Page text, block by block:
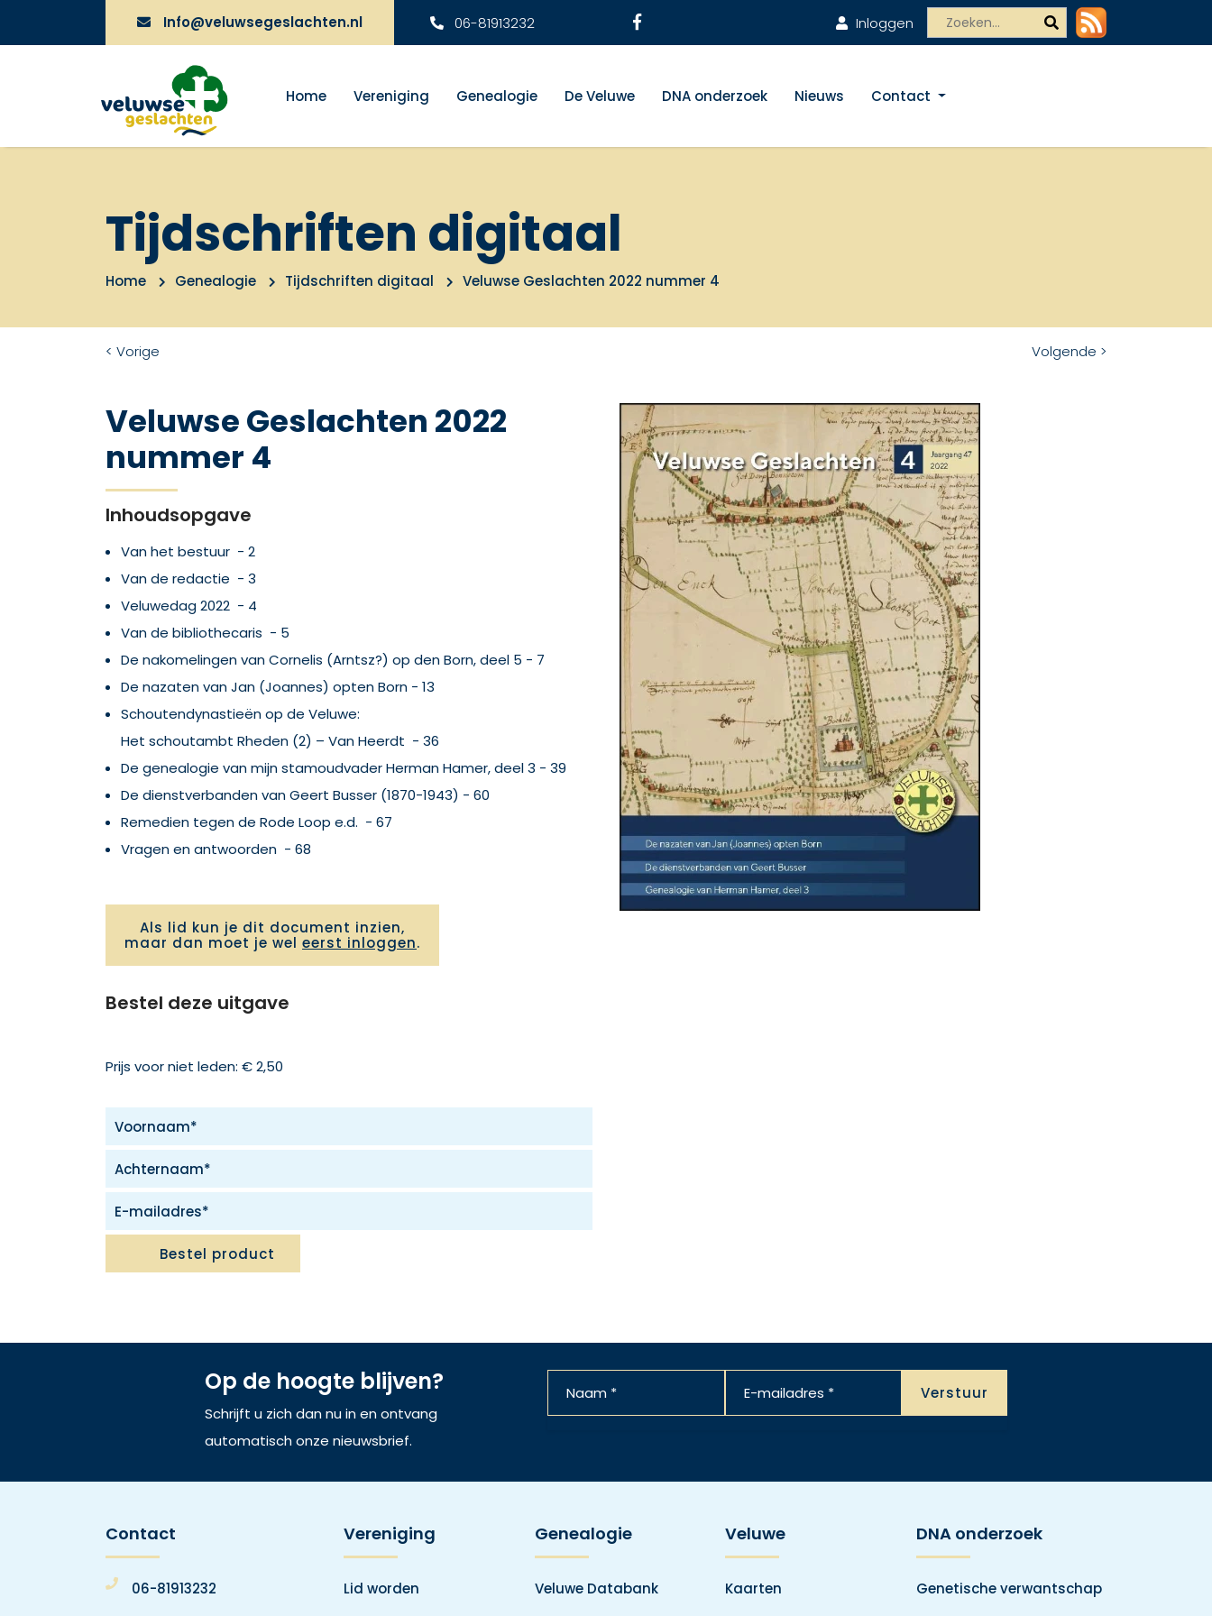
Info@veluwsegeslachten.nl 06-81913232 Inloggen
Home Vereniging Genealogie De Veluwe DNA onderzoek Nieuws Contact
Tijdschriften digitaal
Home Genealogie Tijdschriften digitaal Veluwse Geslachten 2022 nummer 4
< Vorige Volgende >
Veluwse Geslachten 2022
nummer 4
Inhoudsopgave
Van het bestuur - 2
Van de redactie - 3
Veluwedag 2022 - 4
Van de bibliothecaris - 5
De nakomelingen van Cornelis (Arntsz?) op den Born, deel 5 - 7
De nazaten van Jan (Joannes) opten Born - 13
Schoutendynastieën op de Veluwe:
Het schoutambt Rheden (2) – Van Heerdt - 36
De genealogie van mijn stamoudvader Herman Hamer, deel 3 - 39
De dienstverbanden van Geert Busser (1870-1943) - 60
Remedien tegen de Rode Loop e.d. - 67
Vragen en antwoorden - 68
Als lid kun je dit document inzien,
maar dan moet je wel eerst inloggen.
Bestel deze uitgave
Prijs voor niet leden: € 2,50
Bestel product
Op de hoogte blijven?
Schrijft u zich dan nu in en ontvang
automatisch onze nieuwsbrief.
Contact
06-81913232
Vereniging
Lid worden
Genealogie
Veluwe Databank
Veluwe
Kaarten
DNA onderzoek
Genetische verwantschap